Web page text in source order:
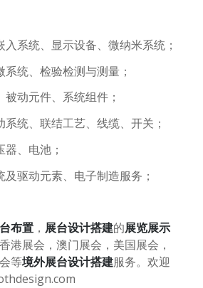
入系统、显示设备、微纳米系统；
统、检验检测与测量；
动元件、系统组件；
系统、联结工艺、线缆、开关；
、电池；
驱动元素、电子制造服务；
布置， 展台设计搭建的展览展示
港展会，澳门展会，美国展会，
等境外展台设计搭建服务。欢迎